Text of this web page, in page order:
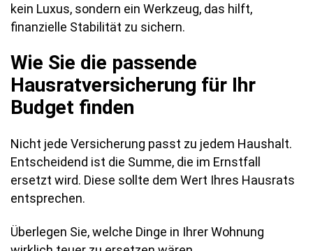
kein Luxus, sondern ein Werkzeug, das hilft,
finanzielle Stabilität zu sichern.
Wie Sie die passende
Hausratversicherung für Ihr
Budget finden
Nicht jede Versicherung passt zu jedem Haushalt.
Entscheidend ist die Summe, die im Ernstfall
ersetzt wird. Diese sollte dem Wert Ihres Hausrats
entsprechen.
Überlegen Sie, welche Dinge in Ihrer Wohnung